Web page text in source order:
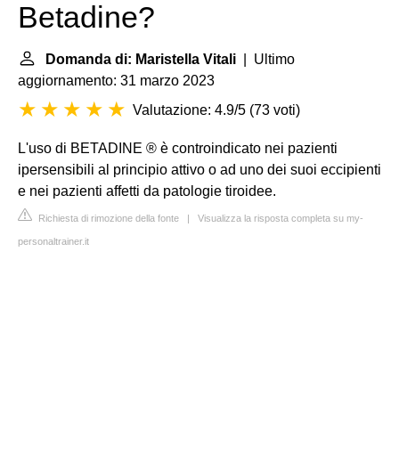
Betadine?
Domanda di: Maristella Vitali | Ultimo
aggiornamento: 31 marzo 2023
Valutazione: 4.9/5 (73 voti)
L'uso di BETADINE ® è controindicato nei pazienti
ipersensibili al principio attivo o ad uno dei suoi eccipienti
e nei pazienti affetti da patologie tiroidee.
Richiesta di rimozione della fonte | Visualizza la risposta completa su my-
personaltrainer.it